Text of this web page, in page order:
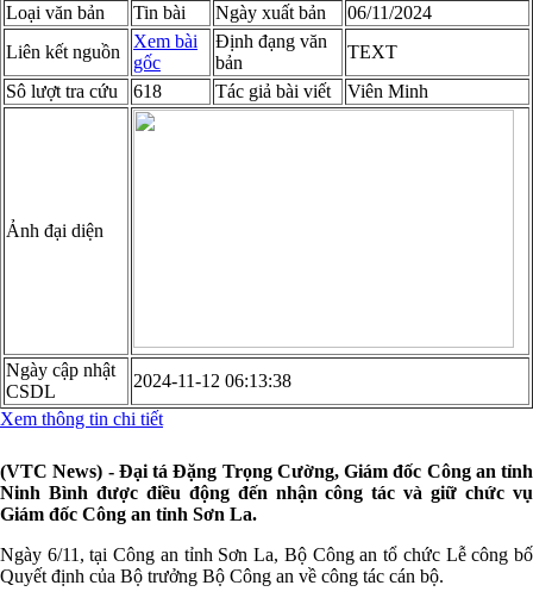
Loại văn bản
Tin bài Ngày xuất bản
06/11/2024
Liên kết nguồn
Xem bài
gốc
Định đạng văn
bản
TEXT
Sô lượt tra cứu
618 Tác giả bài viết Viên Minh
Ảnh đại diện
Ngày cập nhật
CSDL
2024-11-12 06:13:38
Xem thông tin chi tiết
(VTC News) - Đại tá Đặng Trọng Cường, Giám đốc Công an tỉnh
Ninh Bình được điều động đến nhận công tác và giữ chức vụ
Giám đốc Công an tỉnh Sơn La.
Ngày 6/11, tại Công an tỉnh Sơn La, Bộ Công an tổ chức Lễ công bố
Quyết định của Bộ trưởng Bộ Công an về công tác cán bộ.